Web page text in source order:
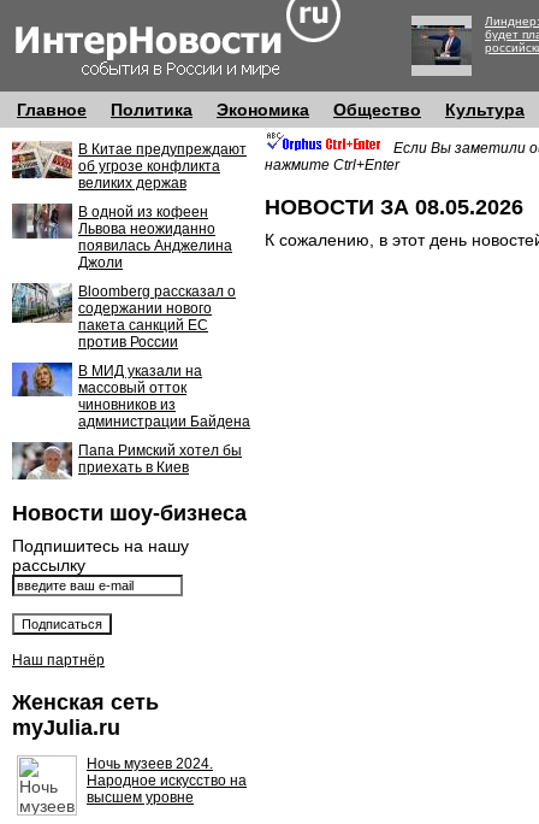
будет
Главное Политика Экономика Общество Культура
В Китае предупреждают
об угрозе конфликта
великих держав
В одной из кофеен
Львова неожиданно
появилась Анджелина
Джоли
Bloomberg рассказал о
содержании нового
пакета санкций ЕС
против России
В МИД указали на
массовый отток
чиновников из
администрации Байдена
Папа Римский хотел бы
приехать в Киев
Новости шоу-бизнеса
Подпишитесь на нашу
рассылку
Наш партнёр
Женская сеть
myJulia.ru
Ночь музеев 2024.
Народное искусство на
высшем уровне
Если Вы заметили
нажмите Ctrl+Enter
НОВОСТИ ЗА 08.05.2026
К сожалению, в этот день